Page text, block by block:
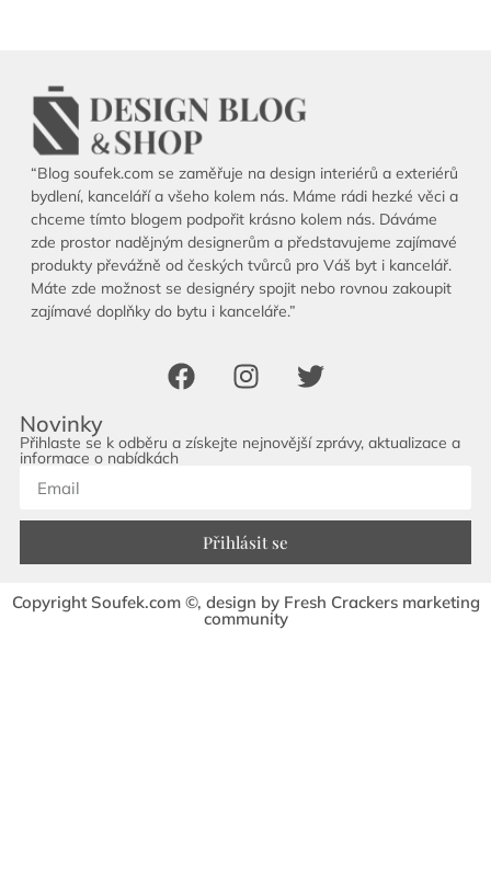
“Blog soufek.com se zaměřuje na design interiérů a exteriérů
bydlení, kanceláří a všeho kolem nás. Máme rádi hezké věci a
chceme tímto blogem podpořit krásno kolem nás. Dáváme
zde prostor nadějným designerům a představujeme zajímavé
produkty převážně od českých tvůrců pro Váš byt i kancelář.
Máte zde možnost se designéry spojit nebo rovnou zakoupit
zajímavé doplňky do bytu i kanceláře.”
Novinky
Přihlaste se k odběru a získejte nejnovější zprávy, aktualizace a
informace o nabídkách
Přihlásit se
Copyright Soufek.com ©, design by Fresh Crackers marketing
community